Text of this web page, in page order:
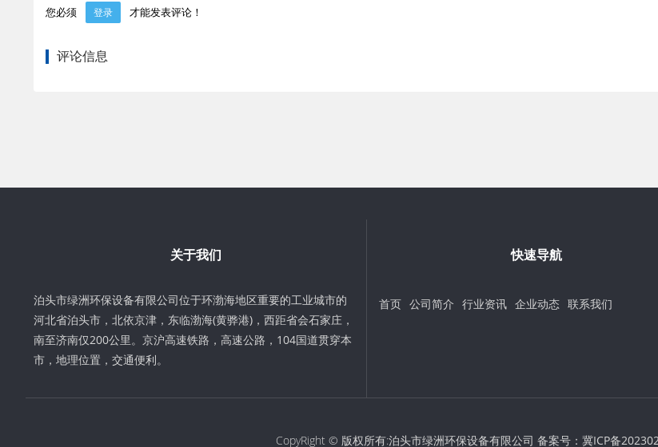
您必须 登录 才能发表评论！
评论信息
关于我们
泊头市绿洲环保设备有限公司位于环渤海地区重要的工业城市的
河北省泊头市，北依京津，东临渤海(黄骅港)，西距省会石家庄，
南至济南仅200公里。京沪高速铁路，高速公路，104国道贯穿本
市，地理位置，交通便利。
快速导航
首页 公司简介 行业资讯 企业动态 联系我们
CopyRight © 版权所有:泊头市绿洲环保设备有限公司 备案号： 冀ICP备